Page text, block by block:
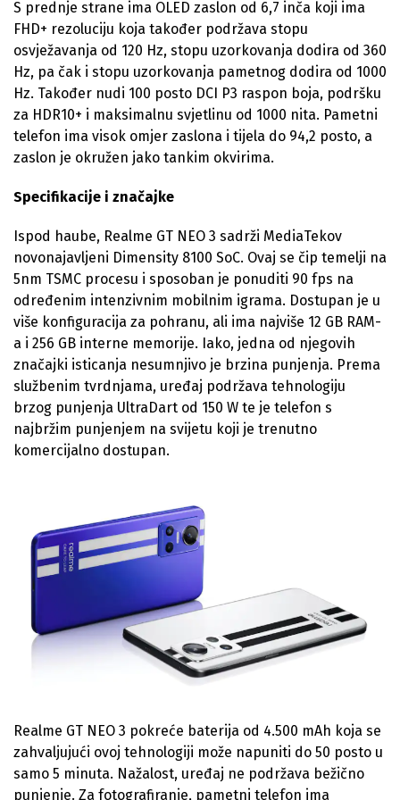
S prednje strane ima OLED zaslon od 6,7 inča koji ima
FHD+ rezoluciju koja također podržava stopu
osvježavanja od 120 Hz, stopu uzorkovanja dodira od 360
Hz, pa čak i stopu uzorkovanja pametnog dodira od 1000
Hz. Također nudi 100 posto DCI P3 raspon boja, podršku
za HDR10+ i maksimalnu svjetlinu od 1000 nita. Pametni
telefon ima visok omjer zaslona i tijela do 94,2 posto, a
zaslon je okružen jako tankim okvirima.
Specifikacije i značajke
Ispod haube, Realme GT NEO 3 sadrži MediaTekov
novonajavljeni Dimensity 8100 SoC. Ovaj se čip temelji na
5nm TSMC procesu i sposoban je ponuditi 90 fps na
određenim intenzivnim mobilnim igrama. Dostupan je u
više konfiguracija za pohranu, ali ima najviše 12 GB RAM-
a i 256 GB interne memorije. Iako, jedna od njegovih
značajki isticanja nesumnjivo je brzina punjenja. Prema
službenim tvrdnjama, uređaj podržava tehnologiju
brzog punjenja UltraDart od 150 W te je telefon s
najbržim punjenjem na svijetu koji je trenutno
komercijalno dostupan.
Realme GT NEO 3 pokreće baterija od 4.500 mAh koja se
zahvaljujući ovoj tehnologiji može napuniti do 50 posto u
samo 5 minuta. Nažalost, uređaj ne podržava bežično
punjenje. Za fotografiranje, pametni telefon ima